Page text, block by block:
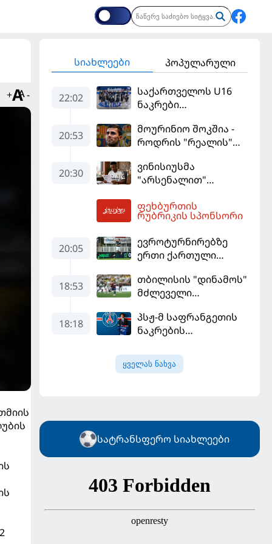
+ -
სიახლეები პოპულარული
22:02
საქართველოს U16
ნაკრები
ფინალურ ეტაპზე – A
დივიზიონში
20:53
მოურინიო შოკშია -
როდრის "რეალის"
და "ბარსელონაში"
გადადის
20:30
ვინისიუსმა
"არსენალით"
გამოიყენა და
"რეალთან"
მომგებიანად
გააგრძელა
ფეხბურთის
რუბრიკის სპონსორი
20:05
ევროტურნირებზე
ერთი ქართული
18:53
თბილისის "დინამოს"
მძლეველი
"ჰაიდუკთან"
განადგურდა
18:18
პსჟ-მ საფრანგეთის
ნაკრების
დაიმატა
ყველას ნახვა
სატრანსფერო სიახლეები